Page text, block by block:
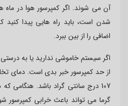
آن می شوند. اگر کمپرسور هوا در
شدن است، باید راه هایی پیدا
اضافی را از بین ببرد.
اگر سیستم خاموشی ندارید یا به
از حد کمپرسور خبر بدی است. دمای
107 درج سانتی گراد باشد. هنگامی
گرما می تواند باعث خرابی کمپرسور